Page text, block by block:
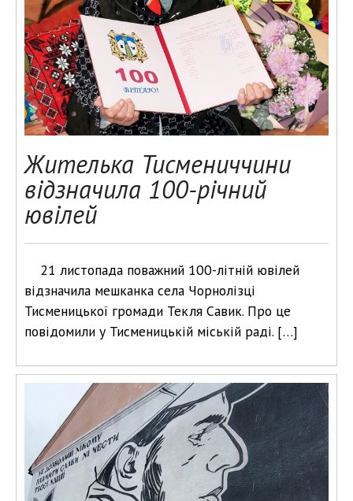
Жителька Тисмениччини
відзначила 100-річний
ювілей
21 листопада поважний 100-літній ювілей
відзначила мешканка села Чорнолізці
Тисменицької громади Текля Савик. Про це
повідомили у Тисменицькій міській раді. […]